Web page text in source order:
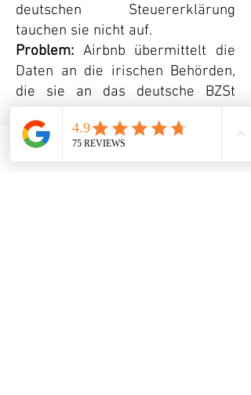
deutschen Steuererklärung
tauchen sie nicht auf.
Problem: Airbnb übermittelt die
Daten an die irischen Behörden,
die sie an das deutsche BZSt
weiterleiten. Durch DAC7 und den
AIA wird die Steuerhinterziehung
transparent. Lösung: Hier liegt ein